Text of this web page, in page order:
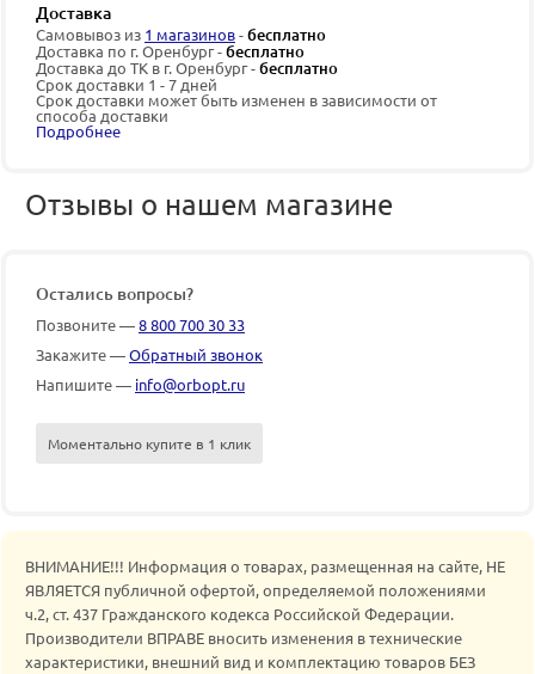
Доставка
Самовывоз из 1 магазинов-бесплатно
Доставка по г. Оренбург -бесплатно
Доставка до ТК в г. Оренбург -бесплатно
Срок доставки 1 - 7 дней
Срок доставки может быть изменен в зависимости от
способа доставки
Подробнее
Отзывы о нашем магазине
Остались вопросы?
Позвоните —8 800 700 30 33
Закажите —Обратный звонок
Напишите — info@orbopt.ru
Моментально купите в 1 клик
ВНИМАНИЕ!!! Информация о товарах, размещенная на сайте, НЕ
ЯВЛЯЕТСЯ публичной офертой, определяемой положениями
ч.2, ст. 437 Гражданского кодекса Российской Федерации.
Производители ВПРАВЕ вносить изменения в технические
характеристики, внешний вид и комплектацию товаров БЕЗ